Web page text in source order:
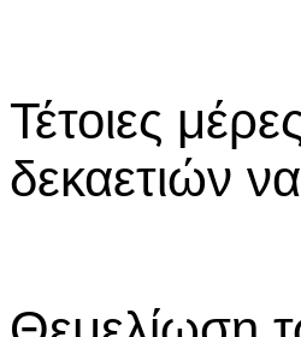
Τέτοιες
δεκαετιών